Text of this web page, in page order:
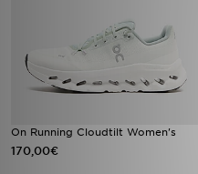
On Running Cloudtilt Women's
170,00€